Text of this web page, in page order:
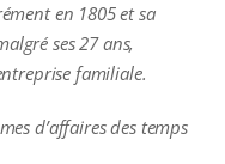
en 1805 et sa
ses 27 ans,
familiale.
d’affaires des temps